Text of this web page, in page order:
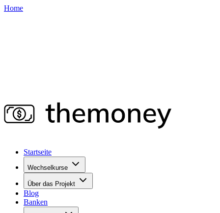
Home
Startseite
Wechselkurse
Über das Projekt
Blog
Banken